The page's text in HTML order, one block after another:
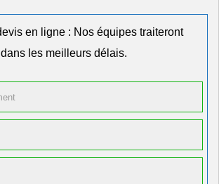
en ligne : Nos équipes traiteront
les meilleurs délais.